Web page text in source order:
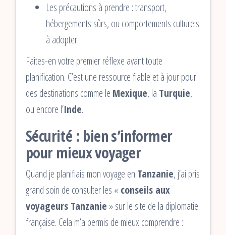
Les précautions à prendre : transport,
hébergements sûrs, ou comportements culturels
à adopter.
Faites-en votre premier réflexe avant toute
planification. C’est une ressource fiable et à jour pour
des destinations comme le Mexique, la Turquie,
ou encore l’Inde.
Sécurité : bien s’informer
pour mieux voyager
Quand je planifiais mon voyage en Tanzanie, j’ai pris
grand soin de consulter les « conseils aux
voyageurs Tanzanie» sur le site de la diplomatie
française. Cela m’a permis de mieux comprendre :